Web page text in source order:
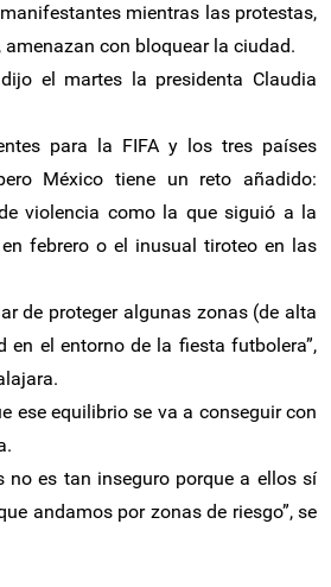
mientras las protestas,
con bloquear la ciudad.
el martes la presidenta Claudia
para la FIFA y los tres países
México tiene un reto añadido:
violencia como la que siguió a la
febrero o el inusual tiroteo en las
de proteger algunas zonas (de alta
el entorno de la fiesta futbolera”,
ese equilibrio se va a conseguir con
no es tan inseguro porque a ellos sí
andamos por zonas de riesgo”, se